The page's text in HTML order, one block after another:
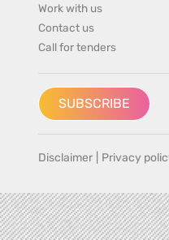
Work with us
Contact us
Call for tenders
SUBSCRIBE
Disclaimer Privacy